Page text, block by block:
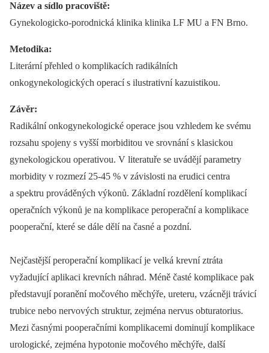
Název a sídlo pracoviště:
Gynekologicko-porodnická klinika klinika LF MU a FN Brno.
Metodika:
Literární přehled o komplikacích radikálních
onkogynekologických operací s ilustrativní kazuistikou.
Závěr:
Radikální onkogynekologické operace jsou vzhledem ke svému
rozsahu spojeny s vyšší morbiditou ve srovnání s klasickou
gynekologickou operativou. V literatuře se uvádějí parametry
morbidity v rozmezí 25-45 % v závislosti na erudici centra
a spektru prováděných výkonů. Základní rozdělení komplikací
operačních výkonů je na komplikace peroperační a komplikace
pooperační, které se dále dělí na časné a pozdní.
Nejčastější peroperační komplikací je velká krevní ztráta
vyžadující aplikaci krevních náhrad. Méně časté komplikace pak
představují poranění močového měchýře, ureteru, vzácněji trávicí
trubice nebo nervových struktur, zejména nervus obturatorius.
Mezi časnými pooperačními komplikacemi dominují komplikace
urologické, zejména hypotonie močového měchýře, další